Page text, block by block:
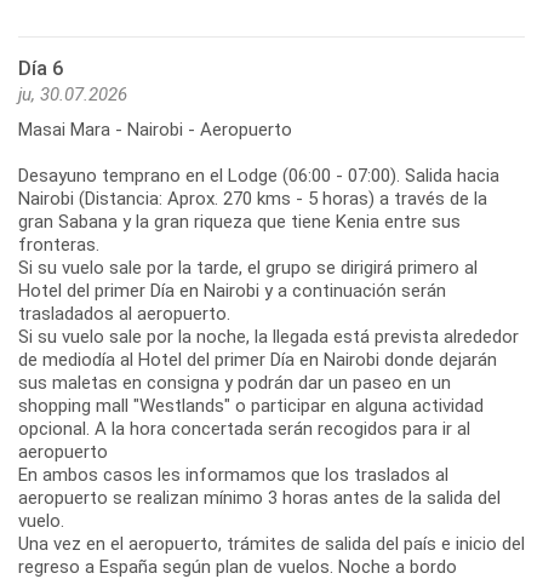
Día 6
ju, 30.07.2026
Masai Mara - Nairobi - Aeropuerto
Desayuno temprano en el Lodge (06:00 - 07:00). Salida hacia
Nairobi (Distancia: Aprox. 270 kms - 5 horas) a través de la
gran Sabana y la gran riqueza que tiene Kenia entre sus
fronteras.
Si su vuelo sale por la tarde, el grupo se dirigirá primero al
Hotel del primer Día en Nairobi y a continuación serán
trasladados al aeropuerto.
Si su vuelo sale por la noche, la llegada está prevista alrededor
de mediodía al Hotel del primer Día en Nairobi donde dejarán
sus maletas en consigna y podrán dar un paseo en un
shopping mall "Westlands" o participar en alguna actividad
opcional. A la hora concertada serán recogidos para ir al
aeropuerto
En ambos casos les informamos que los traslados al
aeropuerto se realizan mínimo 3 horas antes de la salida del
vuelo.
Una vez en el aeropuerto, trámites de salida del país e inicio del
regreso a España según plan de vuelos. Noche a bordo